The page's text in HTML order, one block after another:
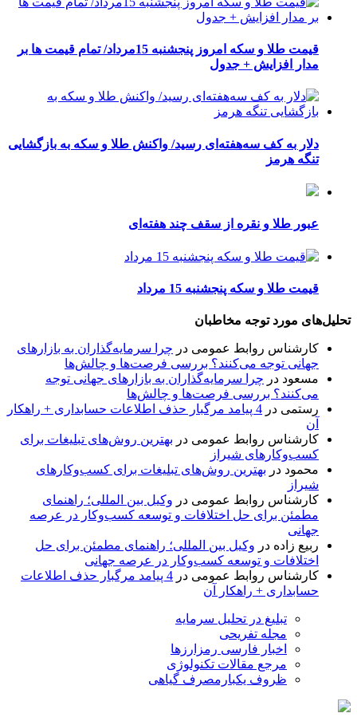
قیمت طلا و سکه امروز پنجشنبه 15مرداد/ تمام قیمت ها بر
مدار افزایش + جدول
دلار به کف سه‌هفته‌ای رسید/ واکنش طلا و سکه به بازگشایی
تنگه هرمز
عبور طلا و نقره از سقف چند هفته‌ای
قیمت طلا و سکه پنجشنبه 15 مرداد
تحلیل‌های مورد توجه مخاطبان
کارشناس روابط عمومی در چرا سرمایه‌گذاران به بازارهای
جهانی توجه می‌کنند؟ بررسی فرصت‌ها و چالش‌ها
مسعود در چرا سرمایه‌گذاران به بازارهای جهانی توجه
می‌کنند؟ بررسی فرصت‌ها و چالش‌ها
رستمی در
4 پیامد مرگبار حذف اطلاعات حسابداری + راهکار
آن
کارشناس روابط عمومی در بهترین روش‌های تبلیغات برای
کسب‌وکارهای شیراز
محمود در بهترین روش‌های تبلیغات برای کسب‌وکارهای
شیراز
کارشناس روابط عمومی در وکیل بین المللی؛ راهنمای
مطمئن برای حل اختلافات و توسعه کسب‌وکار در عرصه
جهانی
ربیع زاده در وکیل بین المللی؛ راهنمای مطمئن برای حل
اختلافات و توسعه کسب‌وکار در عرصه جهانی
کارشناس روابط عمومی در
4 پیامد مرگبار حذف اطلاعات
حسابداری + راهکار آن
تبلیغ در تحلیل سرمایه
مجله تفریحی
اخبار فارسی رمزارزها
مرجع مقالات تکنولوژی
ظروف یکبارمصرف گیاهی